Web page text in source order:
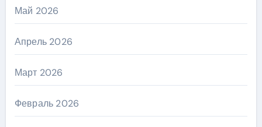
Май 2026
Апрель 2026
Март 2026
Февраль 2026